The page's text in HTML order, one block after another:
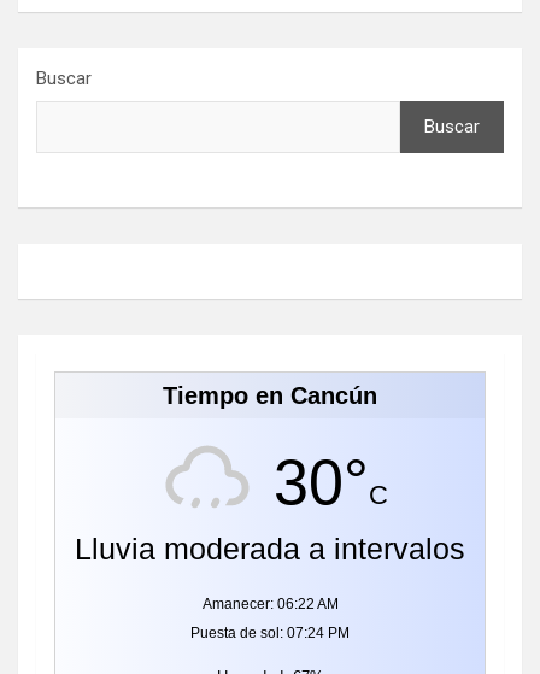
Buscar
Buscar
Tiempo en Cancún
30°C
Lluvia moderada a intervalos
Amanecer: 06:22 AM
Puesta de sol: 07:24 PM